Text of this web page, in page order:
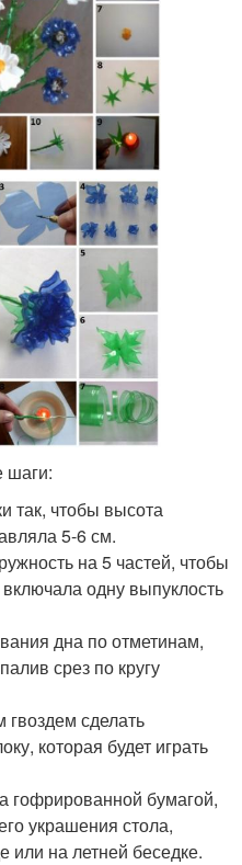
шаги:
так, чтобы высота
5-6 см.
на 5 частей, чтобы
одну выпуклость
дна по отметинам,
срез по кругу
сделать
которая будет играть
гофрированной бумагой,
украшения стола,
или на летней беседке.